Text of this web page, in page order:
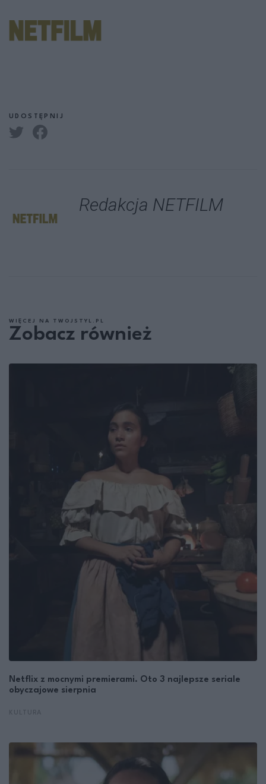
UDOSTĘPNIJ
Redakcja NETFILM
WIĘCEJ NA TWOJSTYL.PL
Zobacz również
Netflix z mocnymi premierami. Oto 3 najlepsze seriale
obyczajowe sierpnia